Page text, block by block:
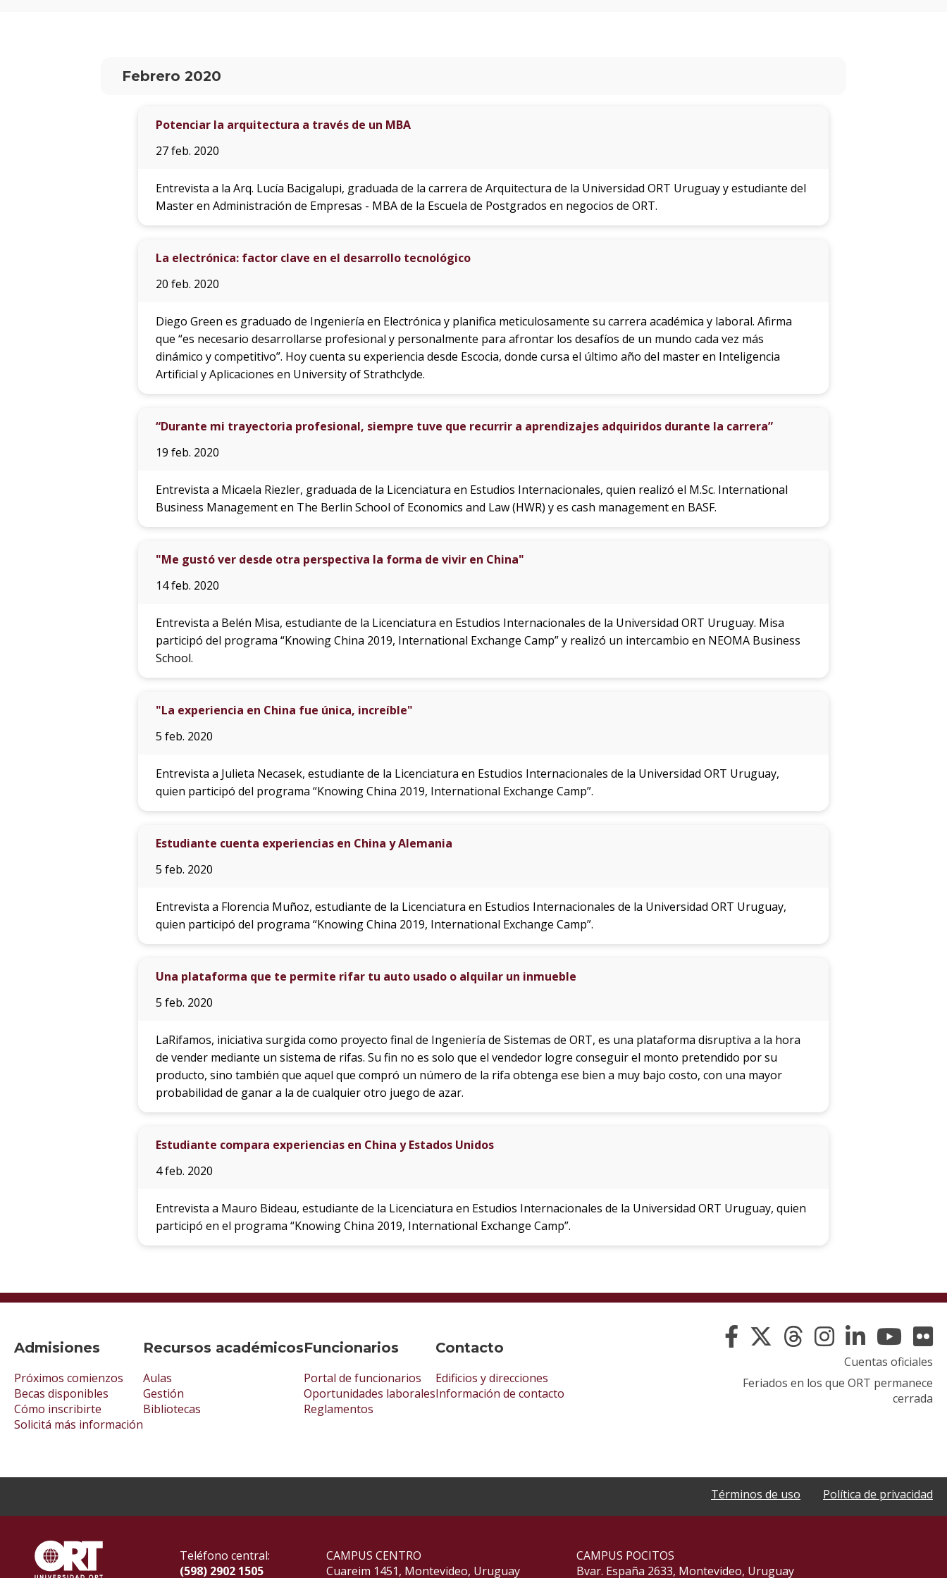
Febrero 2020
Potenciar la arquitectura a través de un MBA
27 feb. 2020
Entrevista a la Arq. Lucía Bacigalupi, graduada de la carrera de Arquitectura de la Universidad ORT Uruguay y estudiante del
Master en Administración de Empresas - MBA de la Escuela de Postgrados en negocios de ORT.
La electrónica: factor clave en el desarrollo tecnológico
20 feb. 2020
Diego Green es graduado de Ingeniería en Electrónica y planifica meticulosamente su carrera académica y laboral. Afirma
que “es necesario desarrollarse profesional y personalmente para afrontar los desafíos de un mundo cada vez más
dinámico y competitivo”. Hoy cuenta su experiencia desde Escocia, donde cursa el último año del master en Inteligencia
Artificial y Aplicaciones en University of Strathclyde.
“Durante mi trayectoria profesional, siempre tuve que recurrir a aprendizajes adquiridos durante la carrera”
19 feb. 2020
Entrevista a Micaela Riezler, graduada de la Licenciatura en Estudios Internacionales, quien realizó el M.Sc. International
Business Management en The Berlin School of Economics and Law (HWR) y es cash management en BASF.
"Me gustó ver desde otra perspectiva la forma de vivir en China"
14 feb. 2020
Entrevista a Belén Misa, estudiante de la Licenciatura en Estudios Internacionales de la Universidad ORT Uruguay. Misa
participó del programa “Knowing China 2019, International Exchange Camp” y realizó un intercambio en NEOMA Business
School.
"La experiencia en China fue única, increíble"
5 feb. 2020
Entrevista a Julieta Necasek, estudiante de la Licenciatura en Estudios Internacionales de la Universidad ORT Uruguay,
quien participó del programa “Knowing China 2019, International Exchange Camp”.
Estudiante cuenta experiencias en China y Alemania
5 feb. 2020
Entrevista a Florencia Muñoz, estudiante de la Licenciatura en Estudios Internacionales de la Universidad ORT Uruguay,
quien participó del programa “Knowing China 2019, International Exchange Camp”.
Una plataforma que te permite rifar tu auto usado o alquilar un inmueble
5 feb. 2020
LaRifamos, iniciativa surgida como proyecto final de Ingeniería de Sistemas de ORT, es una plataforma disruptiva a la hora
de vender mediante un sistema de rifas. Su fin no es solo que el vendedor logre conseguir el monto pretendido por su
producto, sino también que aquel que compró un número de la rifa obtenga ese bien a muy bajo costo, con una mayor
probabilidad de ganar a la de cualquier otro juego de azar.
Estudiante compara experiencias en China y Estados Unidos
4 feb. 2020
Entrevista a Mauro Bideau, estudiante de la Licenciatura en Estudios Internacionales de la Universidad ORT Uruguay, quien
participó en el programa “Knowing China 2019, International Exchange Camp”.
Admisiones
Próximos comienzos
Becas disponibles
Cómo inscribirte
Solicitá más información
Recursos académicos
Aulas
Gestión
Bibliotecas
Funcionarios
Portal de funcionarios
Oportunidades laborales
Reglamentos
Contacto
Edificios y direcciones
Información de contacto
Cuentas oficiales
Feriados en los que ORT permanece
cerrada
Términos de uso Política de privacidad
Teléfono central:
(598) 2902 1505
CAMPUS CENTRO
Cuareim 1451, Montevideo, Uruguay
CAMPUS POCITOS
Bvar. España 2633, Montevideo, Uruguay